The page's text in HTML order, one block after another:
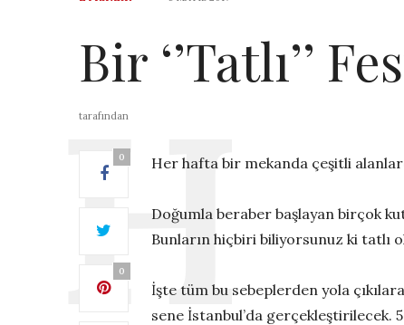
Bir ‘’Tatlı’’
tarafından
0
0
Her hafta bir mekanda çeşitli
Doğumla beraber başlayan birçok
Bunların hiçbiri biliyorsunuz ki tatlı
İşte tüm bu sebeplerden yola
sene İstanbul’da gerçekleştirilecek.